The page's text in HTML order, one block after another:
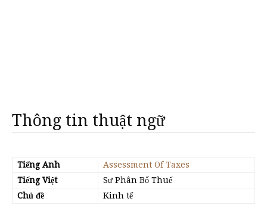
Thông tin thuật ngữ
Tiếng Anh
Assessment Of Taxes
Tiếng Việt
Sự Phân Bổ Thuế
Chủ đề
Kinh tế